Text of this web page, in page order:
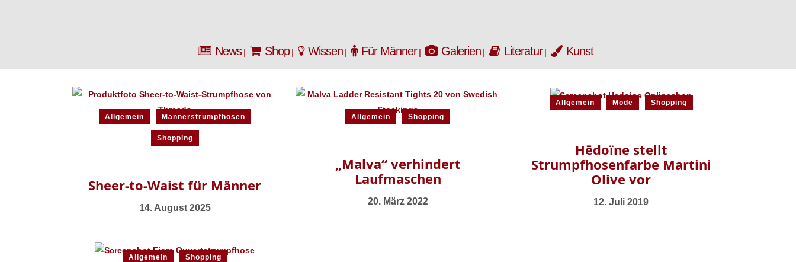
News Shop Wissen Für Männer Galerien Literatur Kunst
Allgemein Männerstrumpfhosen
Shopping
Sheer-to-Waist für Männer
14. August 2025
Allgemein Shopping
„Malva“ verhindert
Laufmaschen
20. März 2022
Allgemein Mode Shopping
Hēdoïne stellt
Strumpfhosenfarbe Martini
Olive vor
12. Juli 2019
Allgemein Shopping